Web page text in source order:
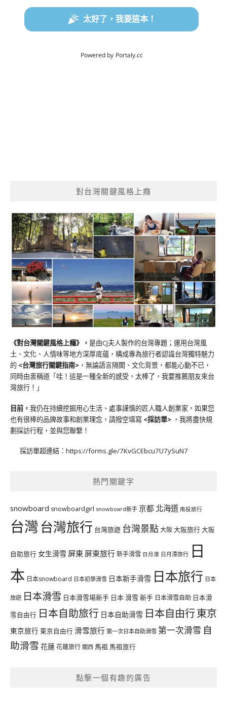
對台灣關鍵風格上癮
《對台灣關鍵風格上癮》 ， 是由CJ夫人製作的台灣專題；運用台灣風
土、文化、人情味等地方深厚底蘊，構成專為旅行者認識台灣獨特魅力
的 <台灣旅行關鍵指南> ，無論語言隔閡、文化背景，都能心動不已，
同時由衷稱道「哇！這是一種全新的感受，太棒了，我要推薦朋友來台
灣旅行！」
目前， 我仍在持續挖掘用心生活、處事謹慎的匠人職人創業家，如果您
也有很棒的品牌故事和創業理念，請撥空填寫 <採訪單> ，我將盡快規
劃採訪行程，並與您聯繫！
採訪單超連結： https://forms.gle/7KvGCEbcu7U7ySuN7
熱門關鍵字
snowboard snowboardgirl snowboard新手 京都 北海道 南投旅行
台灣台灣旅行 台灣旅遊 台灣景點大阪大阪旅行大阪
自助旅行 女生滑雪 屏東 屏東旅行新手滑雪 日月潭 日月潭旅行 日
本 日本snowboard 日本初學滑雪 日本新手滑雪 日本旅行 日本
旅遊 日本滑雪 日本滑雪場新手 日本 滑雪 新手 日本滑雪自助 日本滑
雪自由行 日本自助旅行 日本自助滑雪 日本自由行東京
東京旅行 東京自由行 滑雪旅行 第一次日本自助滑雪 第一次滑雪 自
助滑雪 花蓮花蓮旅行 關西 馬祖 馬祖旅行
點擊一個有趣的廣告